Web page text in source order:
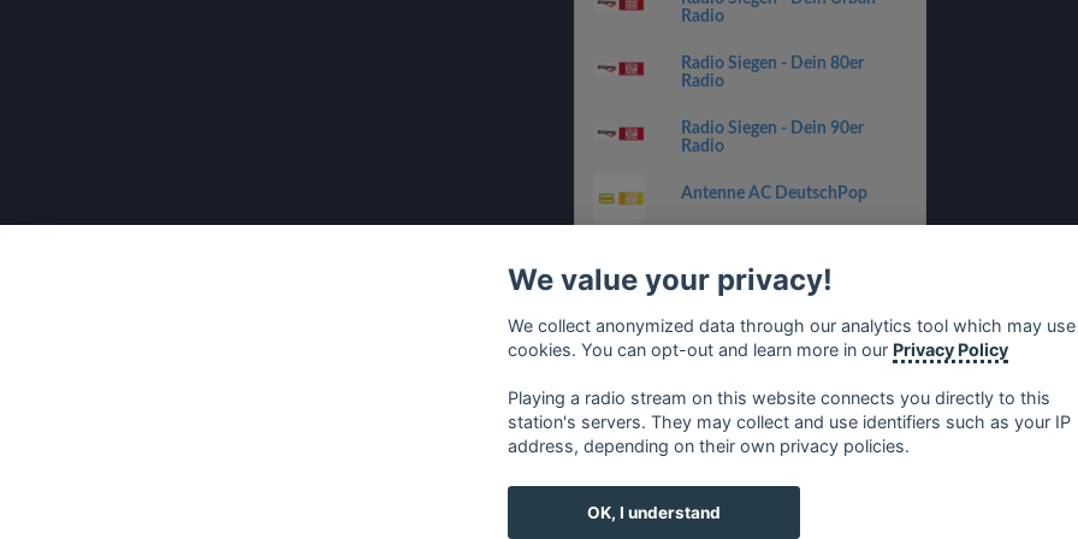
Radio
Radio Siegen - Dein 80er
Radio
Radio Siegen - Dein 90er
Radio
Antenne AC DeutschPop
Pop
We value your privacy!
We collect anonymized data through our analytics tool which may use
cookies. You can opt-out and learn more in our Privacy Policy
Playing a radio stream on this website connects you directly to this
station's servers. They may collect and use identifiers such as your IP
address, depending on their own privacy policies.
OK, I understand